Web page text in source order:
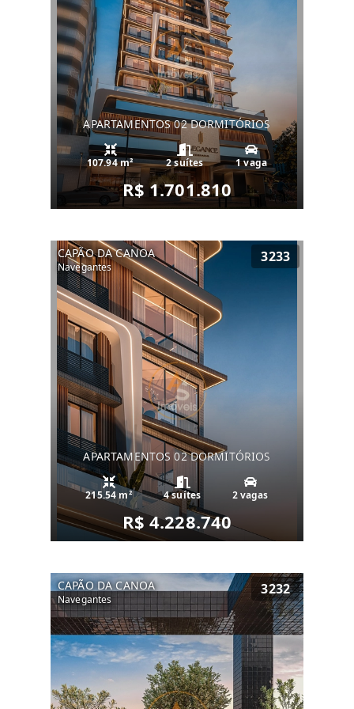
APARTAMENTOS 02 DORMITÓRIOS
107.94 m² 2 suítes 1 vaga
R$ 1.701.810
CAPÃO DA CANOA
Navegantes
3233
APARTAMENTOS 02 DORMITÓRIOS
215.54 m² 4 suítes 2 vagas
R$ 4.228.740
CAPÃO DA CANOA
Navegantes
3232